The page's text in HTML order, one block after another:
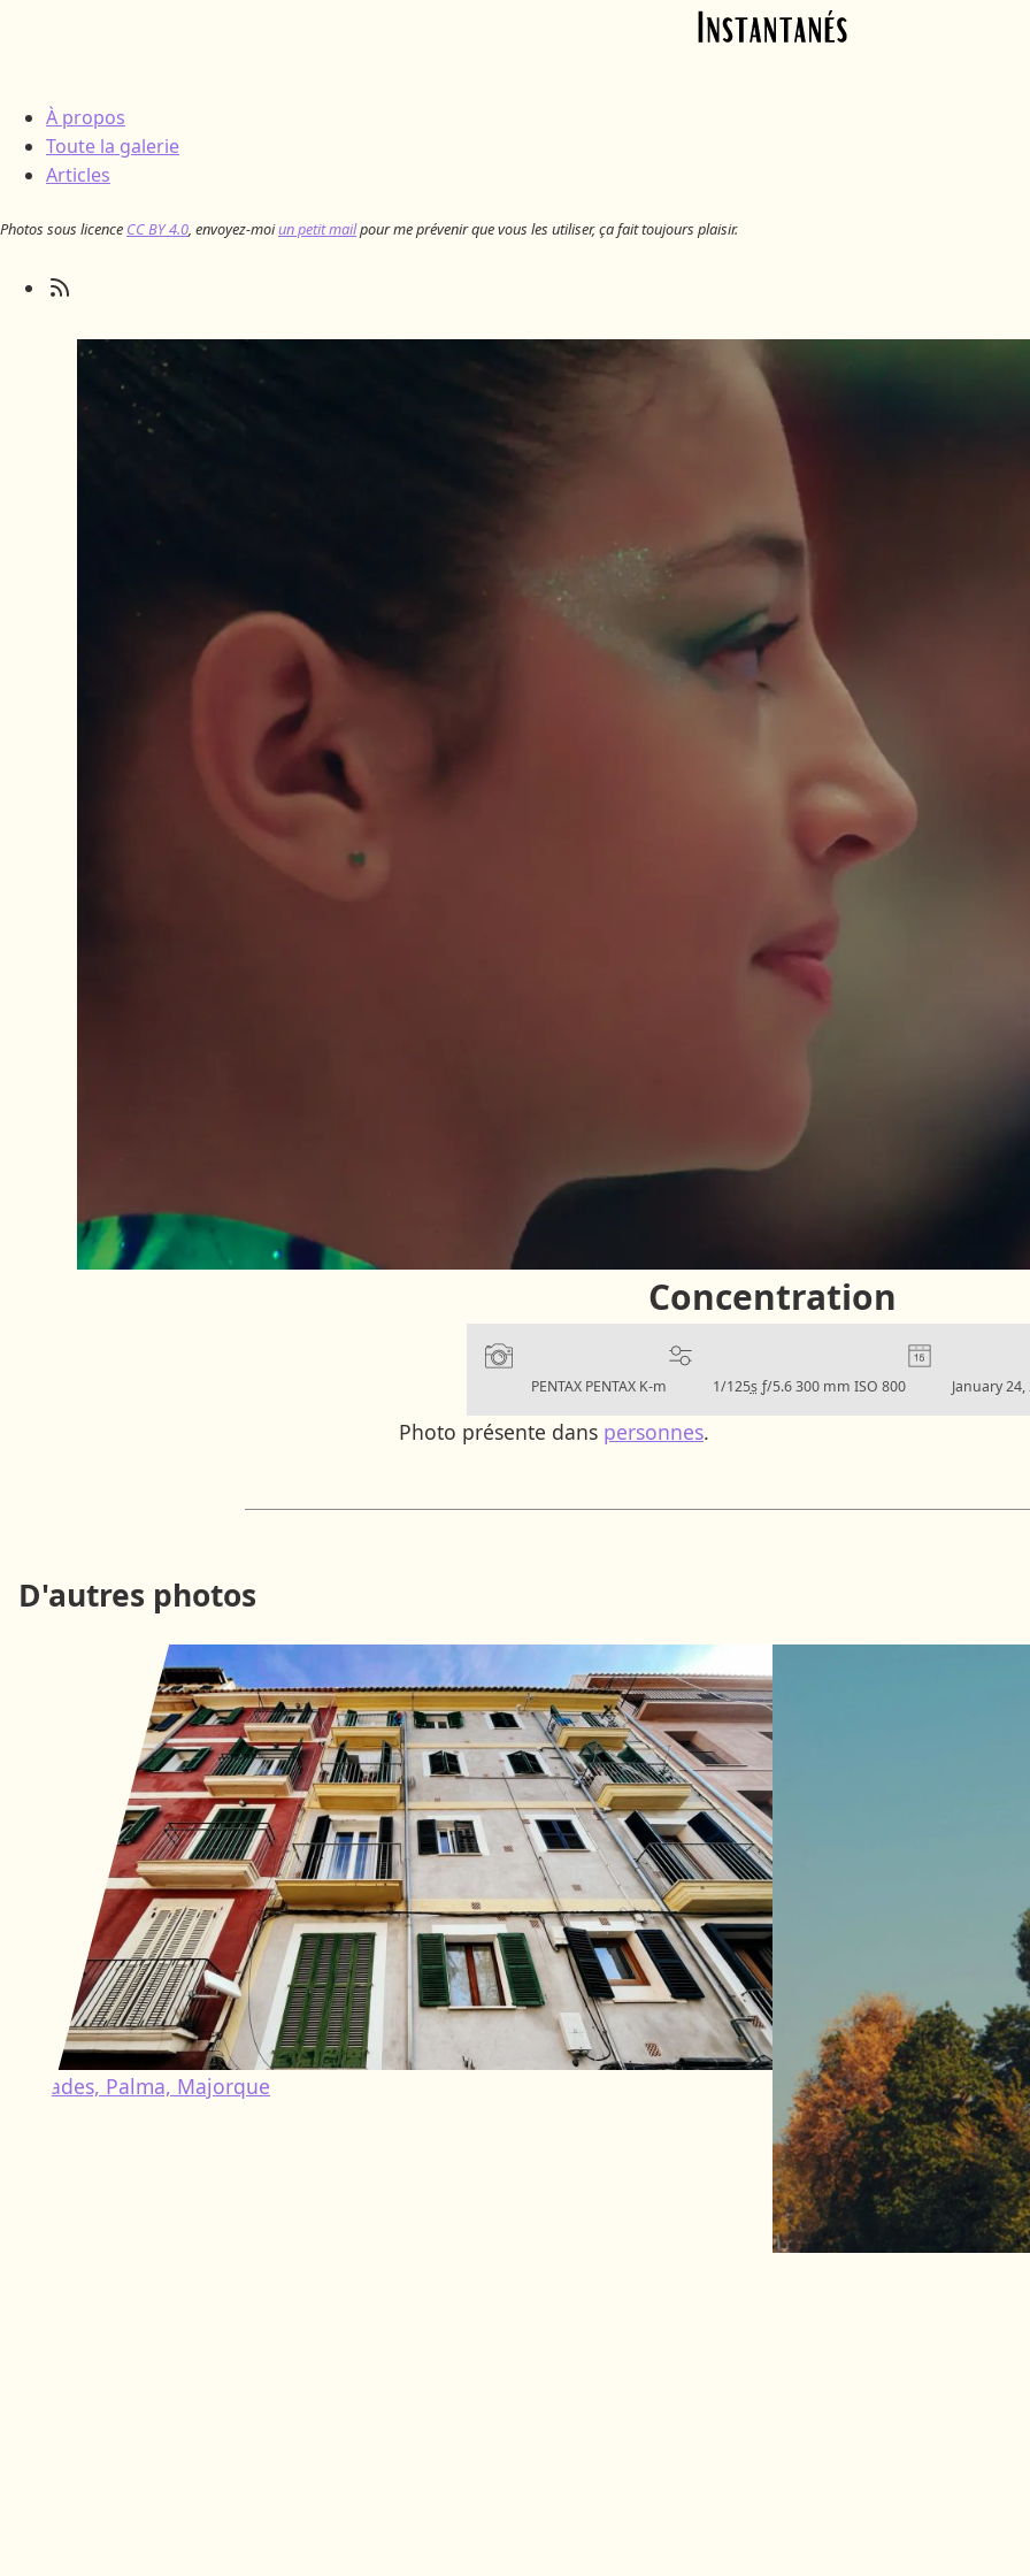
Skip to main content
À propos
Toute la galerie
Articles
Photos sous licence CC BY 4.0, envoyez-moiun petit mailpour me prévenir que vous les utiliser, ça fait toujours plaisir.
Concentration
Camera:
PENTAX PENTAX K-m
1/125s ƒ/5.6 300 mm ISO 800
January 24,
Photo présente dans personnes.
D'autres photos
Façades, Palma, Majorque